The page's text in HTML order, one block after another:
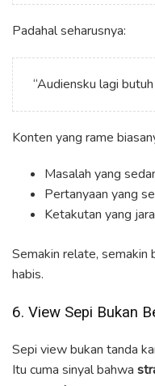
Padahal seharusnya:
“Audiensku lagi butuh
Konten yang rame
Masalah yang
Pertanyaan yang
Ketakutan yang
Semakin relate, semakin
habis.
6. View Sepi Bukan
Sepi view bukan tanda
Itu cuma sinyal bahwa